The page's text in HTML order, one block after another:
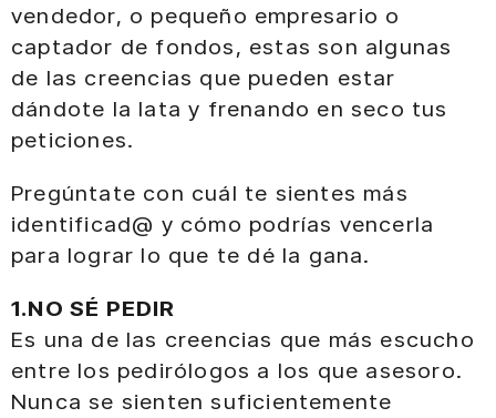
vendedor, o pequeño empresario o
captador de fondos, estas son algunas
de las creencias que pueden estar
dándote la lata y frenando en seco tus
peticiones.
Pregúntate con cuál te sientes más
identificad@ y cómo podrías vencerla
para lograr lo que te dé la gana.
1.NO SÉ PEDIR
Es una de las creencias que más escucho
entre los pedirólogos a los que asesoro.
Nunca se sienten suficientemente